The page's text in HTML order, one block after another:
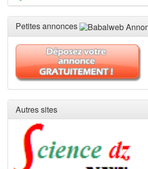
Petites annonces
Autres sites